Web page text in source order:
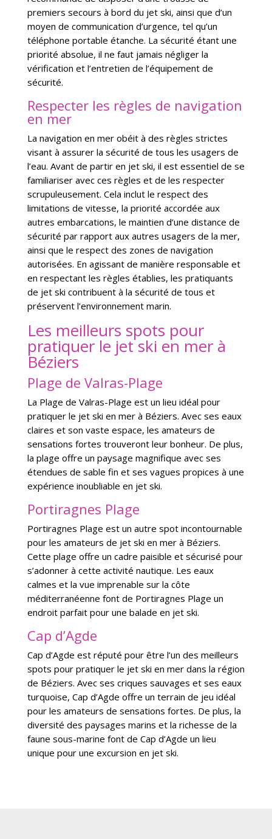
premiers secours à bord du jet ski, ainsi que d’un
moyen de communication d’urgence, tel qu’un
téléphone portable étanche. La sécurité étant une
priorité absolue, il ne faut jamais négliger la
vérification et l’entretien de l’équipement de
sécurité.
Respecter les règles de navigation
en mer
La navigation en mer obéit à des règles strictes
visant à assurer la sécurité de tous les usagers de
l’eau. Avant de partir en jet ski, il est essentiel de se
familiariser avec ces règles et de les respecter
scrupuleusement. Cela inclut le respect des
limitations de vitesse, la priorité accordée aux
autres embarcations, le maintien d’une distance de
sécurité par rapport aux autres usagers de la mer,
ainsi que le respect des zones de navigation
autorisées. En agissant de manière responsable et
en respectant les règles établies, les pratiquants
de jet ski contribuent à la sécurité de tous et
préservent l’environnement marin.
Les meilleurs spots pour
pratiquer le jet ski en mer à
Béziers
Plage de Valras-Plage
La Plage de Valras-Plage est un lieu idéal pour
pratiquer le jet ski en mer à Béziers. Avec ses eaux
claires et son vaste espace, les amateurs de
sensations fortes trouveront leur bonheur. De plus,
la plage offre un paysage magnifique avec ses
étendues de sable fin et ses vagues propices à une
expérience inoubliable en jet ski.
Portiragnes Plage
Portiragnes Plage est un autre spot incontournable
pour les amateurs de jet ski en mer à Béziers.
Cette plage offre un cadre paisible et sécurisé pour
s’adonner à cette activité nautique. Les eaux
calmes et la vue imprenable sur la côte
méditerranéenne font de Portiragnes Plage un
endroit parfait pour une balade en jet ski.
Cap d’Agde
Cap d’Agde est réputé pour être l’un des meilleurs
spots pour pratiquer le jet ski en mer dans la région
de Béziers. Avec ses criques sauvages et ses eaux
turquoise, Cap d’Agde offre un terrain de jeu idéal
pour les amateurs de sensations fortes. De plus, la
diversité des paysages marins et la richesse de la
faune sous-marine font de Cap d’Agde un lieu
unique pour une excursion en jet ski.